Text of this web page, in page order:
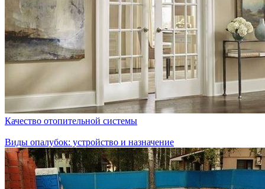
Качество отопительной системы
Виды опалубок: устройство и назначение